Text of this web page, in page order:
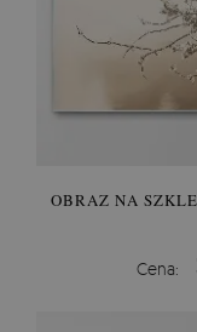
OBRAZ NA
Cena: